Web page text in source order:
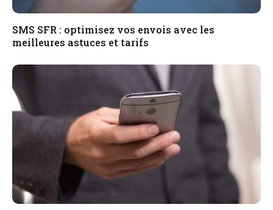
SMS SFR : optimisez vos envois avec les
meilleures astuces et tarifs